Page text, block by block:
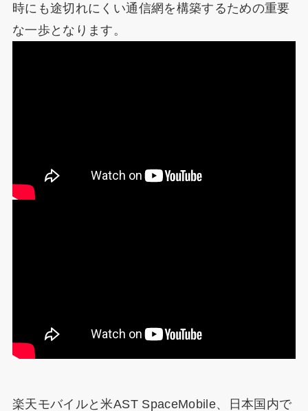
時にも途切れにくい通信網を構築するための重要
な一歩となります。
楽天モバイルと米AST SpaceMobile、日本国内で